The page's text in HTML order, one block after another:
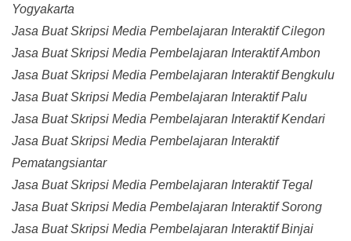
Yogyakarta
Jasa Buat Skripsi Media Pembelajaran Interaktif Cilegon
Jasa Buat Skripsi Media Pembelajaran Interaktif Ambon
Jasa Buat Skripsi Media Pembelajaran Interaktif Bengkulu
Jasa Buat Skripsi Media Pembelajaran Interaktif Palu
Jasa Buat Skripsi Media Pembelajaran Interaktif Kendari
Jasa Buat Skripsi Media Pembelajaran Interaktif
Pematangsiantar
Jasa Buat Skripsi Media Pembelajaran Interaktif Tegal
Jasa Buat Skripsi Media Pembelajaran Interaktif Sorong
Jasa Buat Skripsi Media Pembelajaran Interaktif Binjai